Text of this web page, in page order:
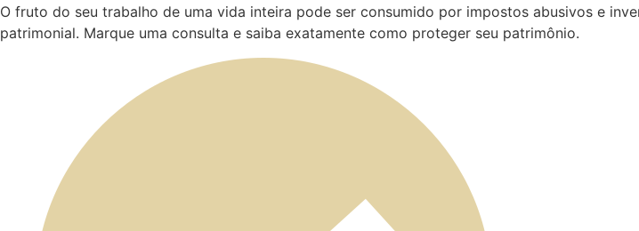
O fruto do seu trabalho de uma vida inteira pode ser consumido por impostos abusivos e
patrimonial. Marque uma consulta e saiba exatamente como proteger seu patrimônio.